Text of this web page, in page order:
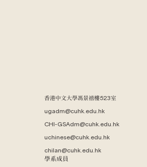
香港中文大學馮景禧樓523室
ugadm@cuhk.edu.hk
CHI-GSAdm@cuhk.edu.hk
uchinese@cuhk.edu.hk
chilan@cuhk.edu.hk
學系成員